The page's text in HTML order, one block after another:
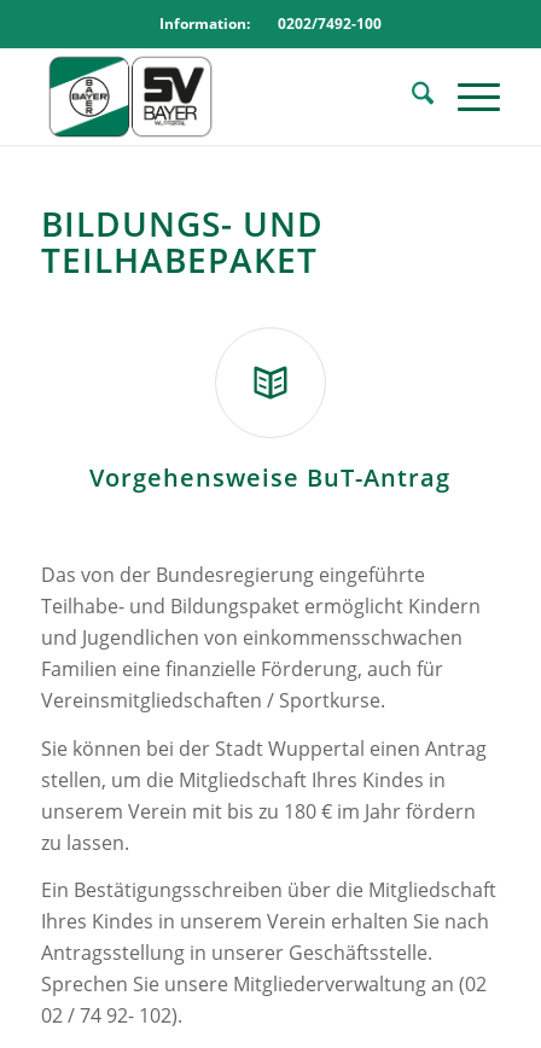
Information: 0202/7492-100
BILDUNGS- UND
TEILHABEPAKET
Vorgehensweise BuT-Antrag
Das von der Bundesregierung eingeführte
Teilhabe- und Bildungspaket ermöglicht Kindern
und Jugendlichen von einkommensschwachen
Familien eine finanzielle Förderung, auch für
Vereinsmitgliedschaften / Sportkurse.
Sie können bei der Stadt Wuppertal einen Antrag
stellen, um die Mitgliedschaft Ihres Kindes in
unserem Verein mit bis zu 180 € im Jahr fördern
zu lassen.
Ein Bestätigungsschreiben über die Mitgliedschaft
Ihres Kindes in unserem Verein erhalten Sie nach
Antragsstellung in unserer Geschäftsstelle.
Sprechen Sie unsere Mitgliederverwaltung an (02
02 / 74 92- 102).